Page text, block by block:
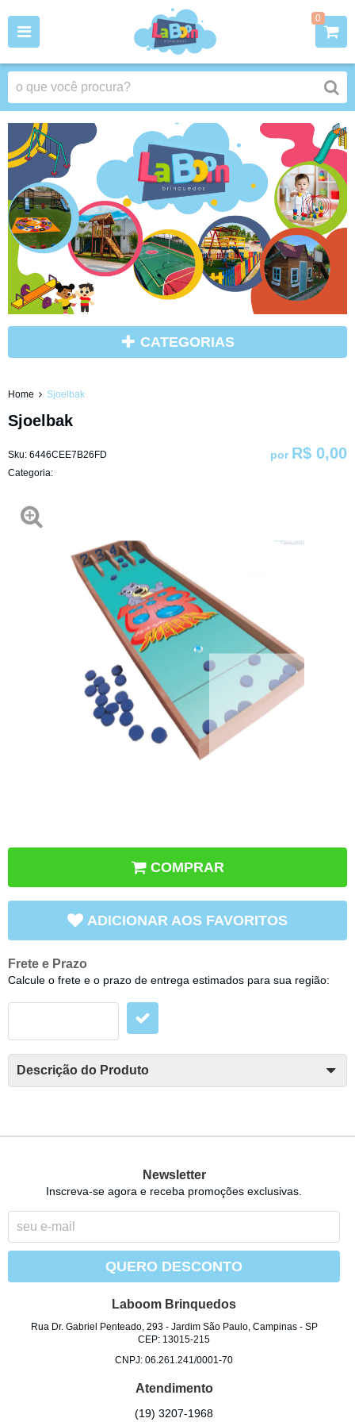
0
CATEGORIAS
Home Sjoelbak
Sjoelbak
Sku: 6446CEE7B26FD
Categoria:
por R$ 0,00
COMPRAR
ADICIONAR AOS FAVORITOS
Frete e Prazo
Calcule o frete e o prazo de entrega estimados para sua região:
Descrição do Produto
Newsletter
Inscreva-se agora e receba promoções exclusivas.
QUERO DESCONTO
Laboom Brinquedos
Rua Dr. Gabriel Penteado, 293- Jardim São Paulo, Campinas- SP
CEP: 13015-215
CNPJ: 06.261.241/0001-70
Atendimento
(19) 3207-1968